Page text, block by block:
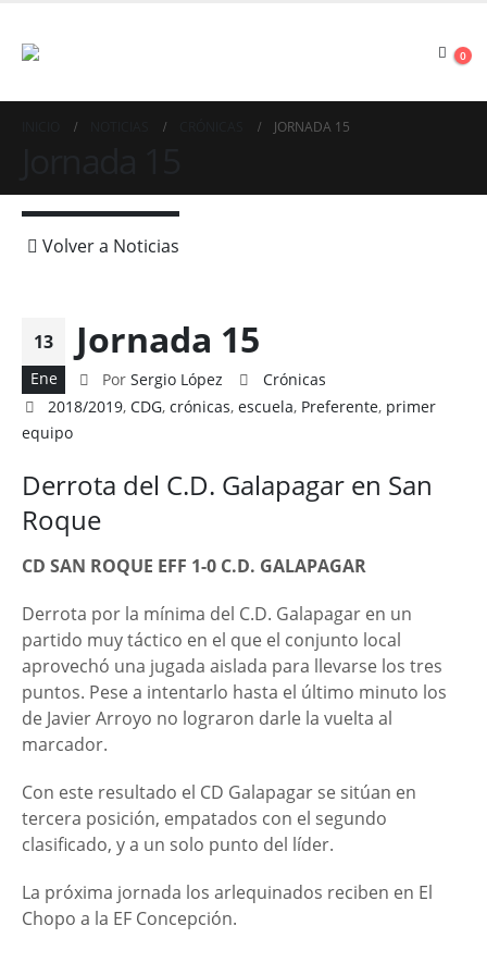
0
JORNADA 15
Volver a Noticias
13
Ene
Jornada 15
Por Sergio López
Crónicas
2018/2019,CDG,crónicas,escuela, Preferente, primer
equipo
Derrota del C.D. Galapagar en San
Roque
CD SAN ROQUE EFF 1-0 C.D. GALAPAGAR
Derrota por la mínima del C.D. Galapagar en un
partido muy táctico en el que el conjunto local
aprovechó una jugada aislada para llevarse los tres
puntos. Pese a intentarlo hasta el último minuto los
de Javier Arroyo no lograron darle la vuelta al
marcador.
Con este resultado el CD Galapagar se sitúan en
tercera posición, empatados con el segundo
clasificado, y a un solo punto del líder.
La próxima jornada los arlequinados reciben en El
Chopo a la EF Concepción.